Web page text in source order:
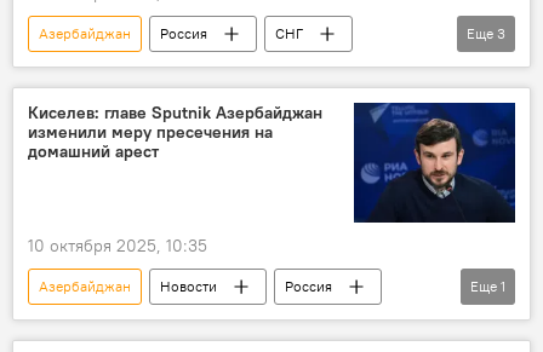
Азербайджан Россия
СНГ
Владимир Путин
Новости В мире
Еще 3
Киселев: главе Sputnik Азербайджан
изменили меру пресечения на
домашний арест
10 октября 2025, 10:35
Азербайджан Новости
Россия
СМИ
Еще 1